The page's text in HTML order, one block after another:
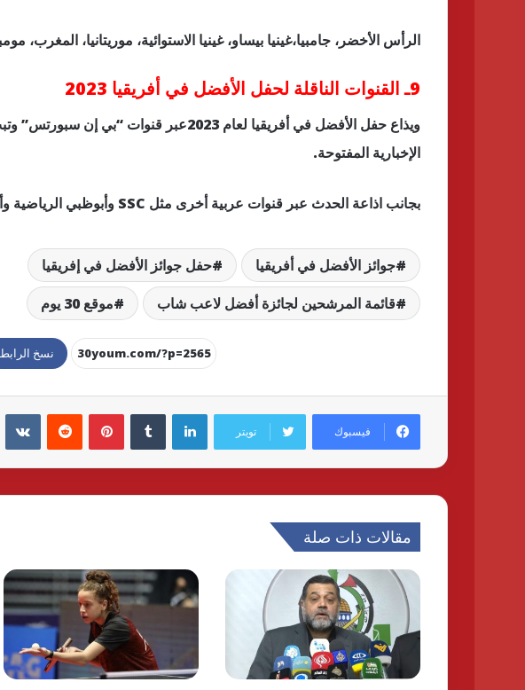
الرأس الأخضر، جامبيا،غينيا بيساو، غينيا الاستوائية، موريتانيا، المغرب،
9ـ القنوات الناقلة لحفل الأفضل في أفريقيا 2023
ويذاع حفل الأفضل في أفريقيا لعام 2023عبر قنوات
الإخبارية المفتوحة.
بجانب اذاعة الحدث عبر قنوات عربية أخرى مثل SSC وأبوظبي الرياضية وأون تايم سبورتس المصرية.
جوائز الأفضل في أفريقيا
حفل جوائز الأفضل في إفريقيا
قائمة المرشحين لجائزة أفضل لاعب شاب
موقع 30 يوم
نسخ الرابط
فيسبوك تويتر
لينكدإن بينتيريست
مقالات ذات صلة